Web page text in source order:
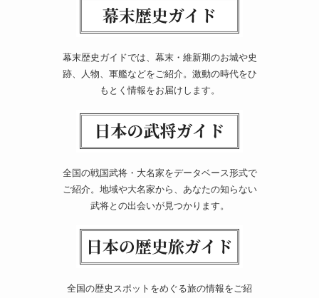
幕末歴史ガイドでは、幕末・維新期のお城や史
跡、人物、軍艦などをご紹介。激動の時代をひ
もとく情報をお届けします。
全国の戦国武将・大名家をデータベース形式で
ご紹介。地域や大名家から、あなたの知らない
武将との出会いが見つかります。
全国の歴史スポットをめぐる旅の情報をご紹